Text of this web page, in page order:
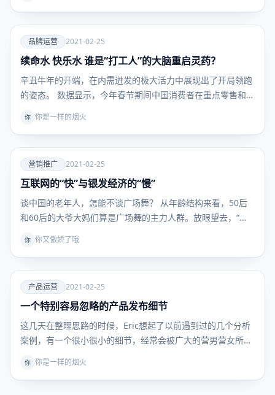
爱
品牌运
营
品牌运营 2021-02-25
续命水 快乐水 谁是“打工人”的大脑重启灵药？
辛丑牛年的开端，在内需迸发的极大活力中展现出了开局领跑
的姿态。 数据显示，今年春节期间中国消费者在重点零售和
你 你是一样的烟火
爱
营销推
广
营销推广 2021-02-25
互联网的“快”与银发经济的“慢”
谈中国的老年人，怎能不谈广场舞？ 从年龄结构来看，50后
和60后的大爷大妈们算是广场舞的主力人群。放眼望去，“…
你 你又傲娇了哦
爱
产品运
产品运营 2021-02-25
一个特别容易忽略的产品发布细节
这几天在整理思路的时候，Eric想起了以前遇到过的几个分析
案例，有一个很小很小的细节，经常会被广大的营男营女所…
你 你是一样的烟火